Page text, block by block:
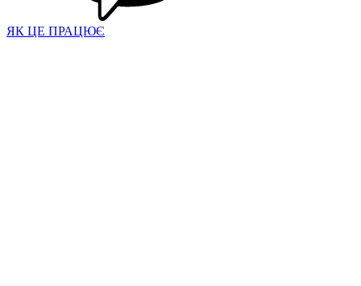
ЯК ЦЕ ПРАЦЮЄ